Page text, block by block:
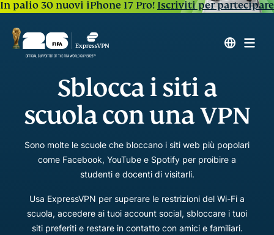
In palio 30 nuovi iPhone 17 Pro! Iscriviti per partecipare
Sblocca i siti a
scuola con una VPN
Sono molte le scuole che bloccano i siti web più popolari
come Facebook, YouTube e Spotify per proibire a
studenti e docenti di visitarli.
Usa ExpressVPN per superare le restrizioni del Wi-Fi a
scuola, accedere ai tuoi account social, sbloccare i tuoi
siti preferiti e restare in contatto con amici e familiari.